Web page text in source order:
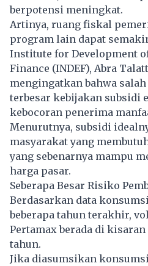
berpotensi meningkat.
Artinya, ruang fiskal
program lain dapat
Institute for Development
Finance (INDEF), Abra
mengingatkan bahwa
terbesar kebijakan subsidi
kebocoran penerima
Menurutnya, subsidi
masyarakat yang
yang sebenarnya mampu
harga pasar.
Seberapa Besar Risiko
Berdasarkan data
beberapa tahun terakhir,
Pertamax berada di
tahun.
Jika diasumsikan